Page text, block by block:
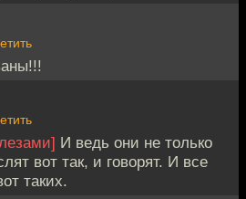
И ведь они не только
вот так, и говорят. И все
таких.